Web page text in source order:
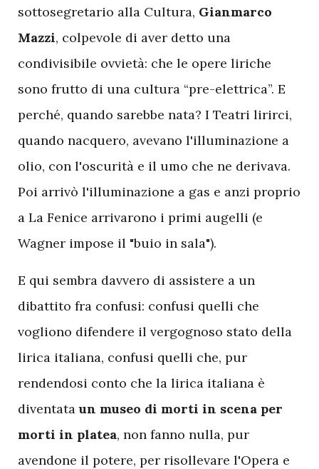
sottosegretario alla Cultura, Gianmarco
Mazzi, colpevole di aver detto una
condivisibile ovvietà: che le opere liriche
sono frutto di una cultura “pre-elettrica”. E
perché, quando sarebbe nata? I Teatri lirirci,
quando nacquero, avevano l'illuminazione a
olio, con l'oscurità e il umo che ne derivava.
Poi arrivò l'illuminazione a gas e anzi proprio
a La Fenice arrivarono i primi augelli (e
Wagner impose il "buio in sala").
E qui sembra davvero di assistere a un
dibattito fra confusi: confusi quelli che
vogliono difendere il vergognoso stato della
lirica italiana, confusi quelli che, pur
rendendosi conto che la lirica italiana è
diventataun museo di morti in scena per
morti in platea, non fanno nulla, pur
avendone il potere, per risollevare l'Opera e